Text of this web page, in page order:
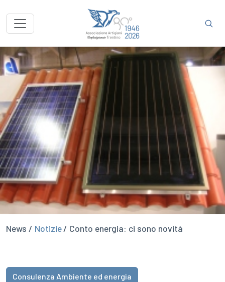
News / Notizie/ Conto energia: ci sono novità
Consulenza Ambiente ed energia